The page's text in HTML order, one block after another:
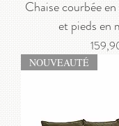
Chaise courbée
et pieds en
Prix
NOUVEAUTÉ